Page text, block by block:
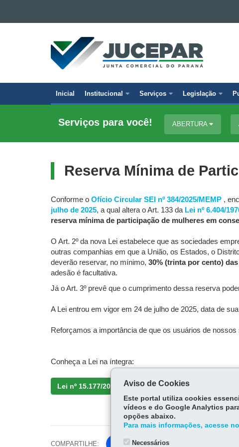
Ir para a busca
Mapa do site
JUNTA
COMERCIAL
DO
Navegação
principal
Inicial Institucional Serviços Legislação
Serviços para você! ABERTURA
Reserva Mínima de
Conforme o Ofício Circular SEI nº 384/2025/MEMP ,
julho de 2025, a qual altera o Art. 133 da Lei nº 6.404/
reserva mínima de participação de mulheres em
O Art. 2º da nova Lei estabelece que as sociedades
outras companhias em que a União, os Estados, o
deverão reservar, no mínimo, 30% (trinta por cento)
adesão é facultativa.
Já o Art. 3º prevê que o cumprimento dessa reserva
A Lei entrou em vigor em 24 de julho de 2025, data de
Reforçamos a importância de que os usuários de
Conheça a Lei na íntegra:
Lei nº 15.177/2025
COMPARTILHE: Fa
Aviso de Cookies
Este portal utiliza cookies
vídeos e do Google Analytics
opções abaixo.
Para mais informações, acesse
Necessários